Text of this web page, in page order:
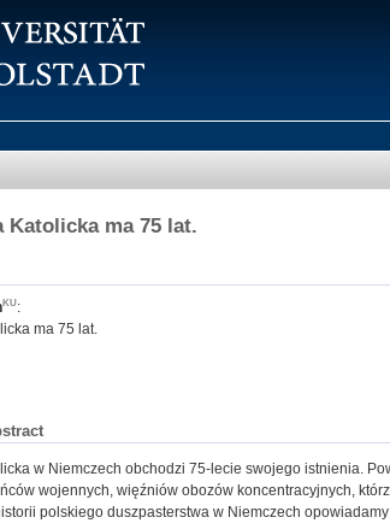
Katolicka ma 75 lat.
:
ma 75 lat.
w Niemczech obchodzi 75-lecie swojego istnienia.
wojennych, więźniów obozów koncentracyjnych,
polskiego duszpasterstwa w Niemczech